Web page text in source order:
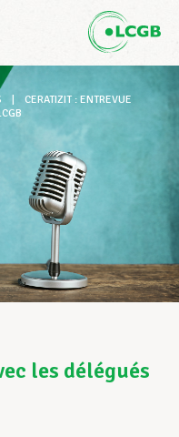
CERATIZIT : ENTREVUE
les délégués